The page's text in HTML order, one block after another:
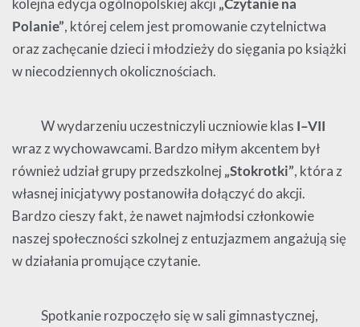
kolejna edycja ogólnopolskiej akcji „Czytanie na
Polanie”, której celem jest promowanie czytelnictwa
oraz zachęcanie dzieci i młodzieży do sięgania po książki
w niecodziennych okolicznościach.
W wydarzeniu uczestniczyli uczniowie klas I–VII
wraz z wychowawcami. Bardzo miłym akcentem był
również udział grupy przedszkolnej „Stokrotki”, która z
własnej inicjatywy postanowiła dołączyć do akcji.
Bardzo cieszy fakt, że nawet najmłodsi członkowie
naszej społeczności szkolnej z entuzjazmem angażują się
w działania promujące czytanie.
Spotkanie rozpoczęło się w sali gimnastycznej,